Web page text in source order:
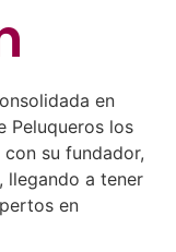
en
Peluqueros los
su fundador,
llegando a tener
en